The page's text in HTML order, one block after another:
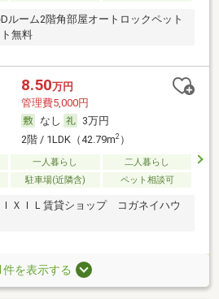
ルーム2階角部屋オートロックペット
無料
8.50万円
管理費5,000円
なし
3万円
2階 / 1LDK（42.79m2）
一人暮らし
二人暮らし
駐車場(近隣含) ペット相談可
ＸＩＬ賃貸ショップ コガネイハウ
を表示する